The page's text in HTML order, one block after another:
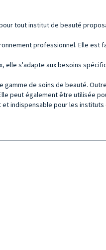
tout institut de beauté
professionnel. Elle
elle s'adapte aux besoins
de soins de beauté.
peut également être utilisée
indispensable pour les